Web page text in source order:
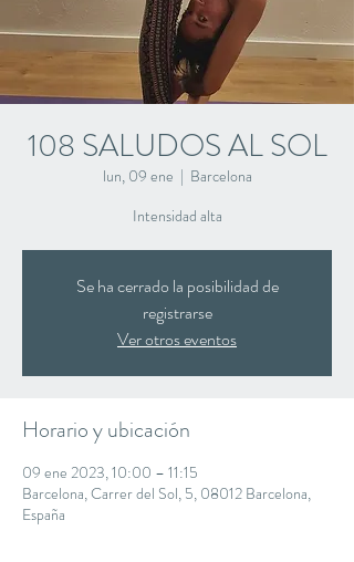
108 SALUDOS AL SOL
lun, 09 ene
  |
Barcelona
Intensidad alta
Se ha cerrado la posibilidad de
registrarse
Ver otros eventos
Horario y ubicación
09 ene 2023, 10:00 – 11:15
Barcelona, Carrer del Sol, 5, 08012 Barcelona,
España